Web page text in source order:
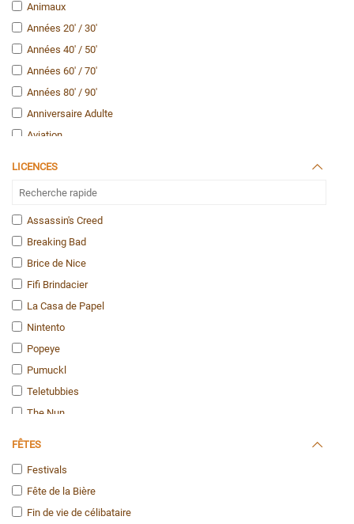
Animaux
Années 20' / 30'
Années 40' / 50'
Années 60' / 70'
Années 80' / 90'
Anniversaire Adulte
Aviation
Disco
Ecolières
Fées
Fluo et Phospho
Gonflables
Hawaï
Hippies
Humour
Indiens / Indiennes
Infirmières et Médecins
Marins
Ninja
Pirates
Policiers
LICENCES
Assassin's Creed
Breaking Bad
Brice de Nice
Fifi Brindacier
La Casa de Papel
Nintento
Popeye
Pumuckl
Teletubbies
The Nun
Batman vs Superman
Batman
Dragon Ball
FÊTES
Festivals
Fête de la Bière
Fin de vie de célibataire